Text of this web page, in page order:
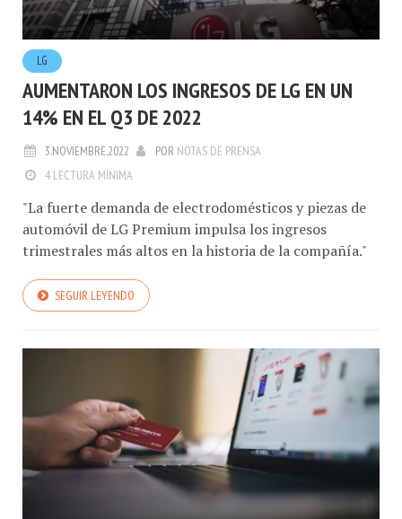
LG
AUMENTARON LOS INGRESOS DE LG EN UN
14% EN EL Q3 DE 2022
3.NOVIEMBRE.2022 POR NOTAS DE PRENSA
4 LECTURA MÍNIMA
"La fuerte demanda de electrodomésticos y piezas de
automóvil de LG Premium impulsa los ingresos
trimestrales más altos en la historia de la compañía."
SEGUIR LEYENDO